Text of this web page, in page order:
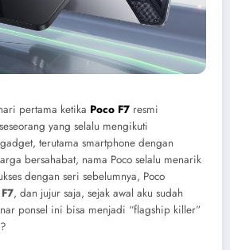
pertama ketika Poco F7 resmi
yang selalu mengikuti
terutama smartphone dengan
bersahabat, nama Poco selalu menarik
dengan seri sebelumnya, Poco
, dan jujur saja, sejak awal aku sudah
ponsel ini bisa menjadi “flagship killer”